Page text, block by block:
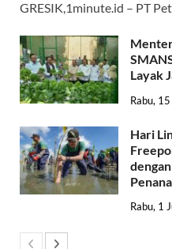
GRESIK,1minute.id – PT
Layak
Rabu,
Hari
Rabu, 1